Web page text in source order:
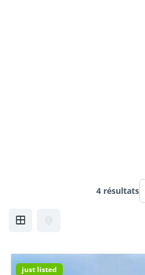
4 résultats
just listed